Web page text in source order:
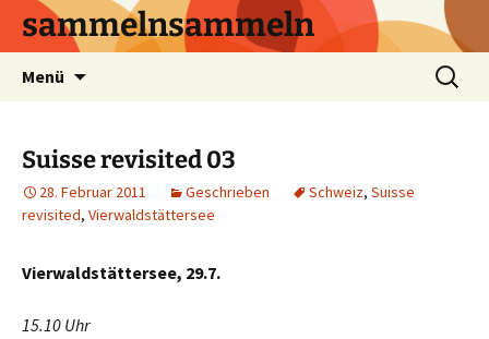
sammelnsammeln
Menü
Suchen
nach:
Suisse revisited 03
28. Februar 2011 Geschrieben Schweiz, Suisse
revisited, Vierwaldstättersee
Vierwaldstättersee, 29.7.
15.10 Uhr